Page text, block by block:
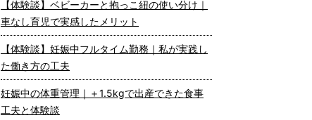
【体験談】ベビーカーと抱っこ紐の使い分け｜
車なし育児で実感したメリット
【体験談】妊娠中フルタイム勤務｜私が実践し
た働き方の工夫
妊娠中の体重管理｜＋1.5kgで出産できた食事
工夫と体験談